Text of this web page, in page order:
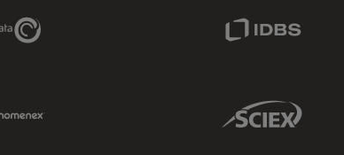
Genedata Link
Sciex Link